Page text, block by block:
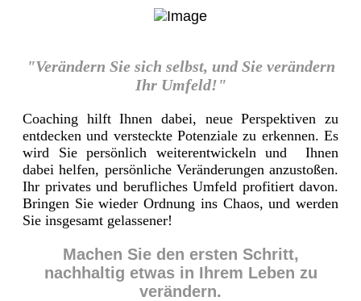
"Verändern Sie sich selbst, und Sie verändern
Ihr Umfeld!"
Coaching hilft Ihnen dabei, neue Perspektiven zu
entdecken und versteckte Potenziale zu erkennen. Es
wird Sie persönlich weiterentwickeln und Ihnen
dabei helfen, persönliche Veränderungen anzustoßen.
Ihr privates und berufliches Umfeld profitiert davon.
Bringen Sie wieder Ordnung ins Chaos, und werden
Sie insgesamt gelassener!
Machen Sie den ersten Schritt,
nachhaltig etwas in Ihrem Leben zu
verändern.